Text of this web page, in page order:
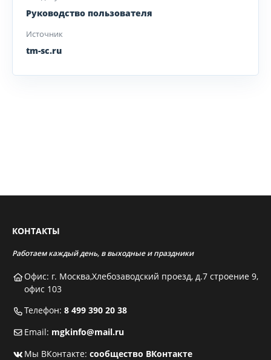
Руководство пользователя
Источник
tm-sc.ru
КОНТАКТЫ
Работаем каждый день, в выходные и праздники
Офис: г. Москва,Хлебозаводский проезд, д.7 строение 9,
офис 103
Телефон: 8 499 390 20 38
Email: mgkinfo@mail.ru
Мы ВКонтакте: сообщество ВКонтакте